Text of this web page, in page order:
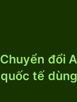
Chuyển đổi
quốc tế